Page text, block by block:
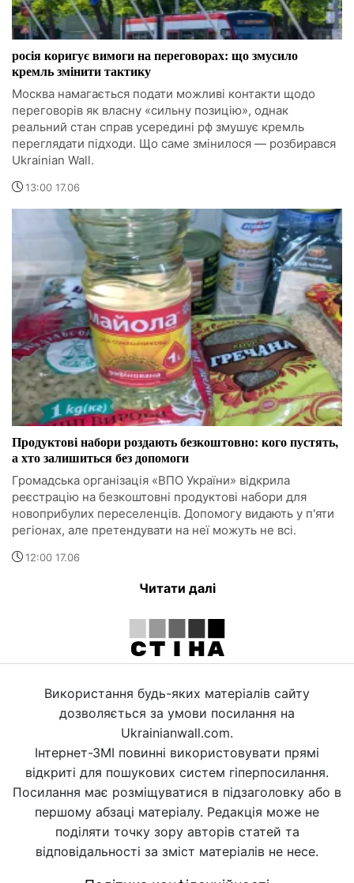
росія коригує вимоги на переговорах: що змусило
кремль змінити тактику
Москва намагається подати можливі контакти щодо
переговорів як власну «сильну позицію», однак
реальний стан справ усередині рф змушує кремль
переглядати підходи. Що саме змінилося — розбирався
Ukrainian Wall.
13:00 17.06
Продуктові набори роздають безкоштовно: кого пустять,
а хто залишиться без допомоги
Громадська організація «ВПО України» відкрила
реєстрацію на безкоштовні продуктові набори для
новоприбулих переселенців. Допомогу видають у п'яти
регіонах, але претендувати на неї можуть не всі.
12:00 17.06
Читати далі
Використання будь-яких матеріалів сайту
дозволяється за умови посилання на
Ukrainianwall.com.
Інтернет-ЗМІ повинні використовувати прямі
відкриті для пошукових систем гіперпосилання.
Посилання має розміщуватися в підзаголовку або в
першому абзаці матеріалу. Редакція може не
поділяти точку зору авторів статей та
відповідальності за зміст матеріалів не несе.